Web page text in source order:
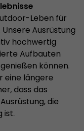
Leben für
Ausrüstung
hochwertig
Aufbauten
können.
eine längere
dass das
die
ist.